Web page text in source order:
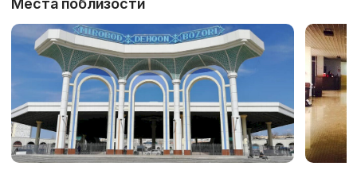
Места поблизости